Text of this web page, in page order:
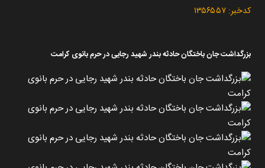
کدخبر: ۱۳۵۶۵۵۷
بزرگداشت جان باختگان حادثه بندر شهید رجایی در حرم بانوی کرامت